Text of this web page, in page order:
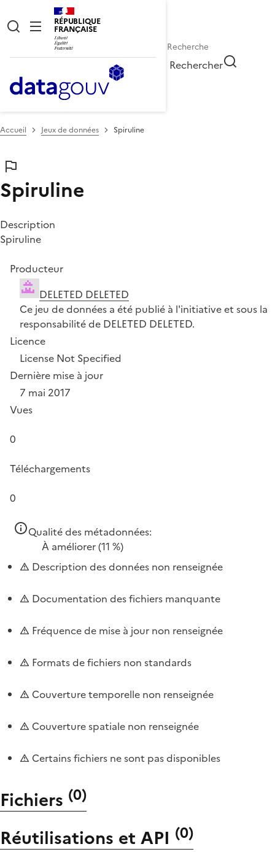
RÉPUBLIQUE
FRANÇAISE
Rechercher
Accueil Jeux de données Spiruline
Spiruline
Description
Spiruline
Producteur
DELETED DELETED
Ce jeu de données a été publié à l'initiative et sous la
responsabilité de DELETED DELETED.
Licence
License Not Specified
Dernière mise à jour
7 mai 2017
Vues
0
Téléchargements
0
Qualité des métadonnées:
À améliorer(11 %)
Description des données non renseignée
Documentation des fichiers manquante
Fréquence de mise à jour non renseignée
Formats de fichiers non standards
Couverture temporelle non renseignée
Couverture spatiale non renseignée
Certains fichiers ne sont pas disponibles
Fichiers (0)
Réutilisations et API (0)